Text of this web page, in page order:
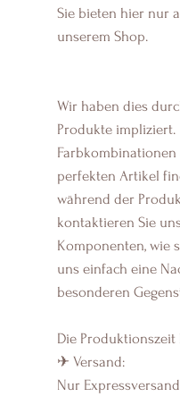
Sie bieten hier nur
unserem Shop.
Wir haben dies
Produkte impliziert.
perfekten Artikel
während der
kontaktieren Sie
Komponenten, wie
uns einfach eine
besonderen
Die Produktionszeit
✈ Versand:
Nur